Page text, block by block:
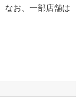
なお、一部店舗は